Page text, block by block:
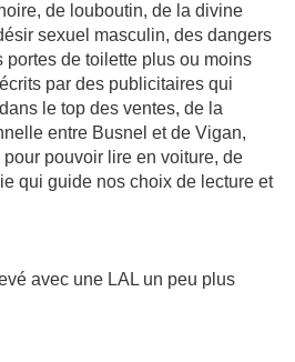
de louboutin, de la divine
sexuel masculin, des dangers
portes de toilette plus ou moins
par des publicitaires qui
le top des ventes, de la
entre Busnel et de Vigan,
pouvoir lire en voiture, de
qui guide nos choix de lecture et
avec une LAL un peu plus